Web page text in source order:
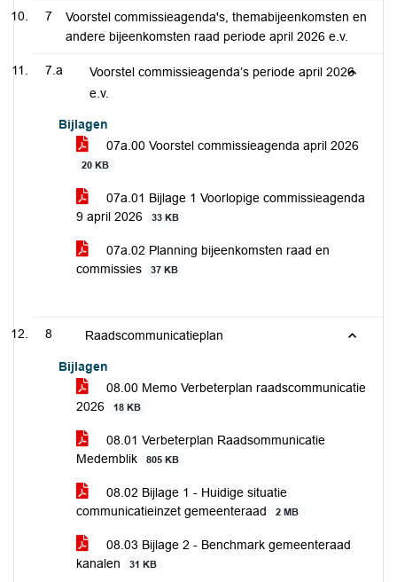
7
Voorstel commissieagenda's, themabijeenkomsten en
andere bijeenkomsten raad periode april 2026 e.v.
7.a
Voorstel commissieagenda’s periode april 2026
e.v.
Bijlagen
07a.00 Voorstel commissieagenda april 2026
20 KB
07a.01 Bijlage 1 Voorlopige commissieagenda
9 april 2026
33 KB
07a.02 Planning bijeenkomsten raad en
commissies
37 KB
8 Raadscommunicatieplan
Bijlagen
08.00 Memo Verbeterplan raadscommunicatie
2026
18 KB
08.01 Verbeterplan Raadsommunicatie
Medemblik
805 KB
08.02 Bijlage 1 - Huidige situatie
communicatieinzet gemeenteraad
2 MB
08.03 Bijlage 2 - Benchmark gemeenteraad
kanalen
31 KB